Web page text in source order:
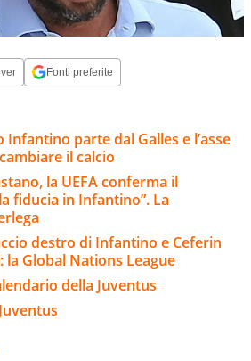
Fonti preferite
parte dal Galles e l’asse
il calcio
la UEFA conferma il
fiducia in Infantino”. La
destro di Infantino e Ceferin
la Global Nations League
della Juventus